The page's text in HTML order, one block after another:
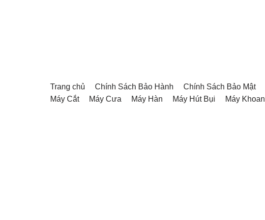
Trang chủ Chính Sách Bảo Hành Chính Sách Bảo Mật
Máy Cắt
Máy Cưa Máy Hàn Máy Hút Bụi Máy Khoan